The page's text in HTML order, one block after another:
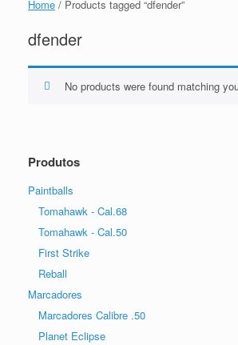
Home / Products tagged “dfender”
dfender
No products were found matching
Produtos
Paintballs
Tomahawk - Cal.68
Tomahawk - Cal.50
First Strike
Reball
Marcadores
Marcadores Calibre .50
Planet Eclipse